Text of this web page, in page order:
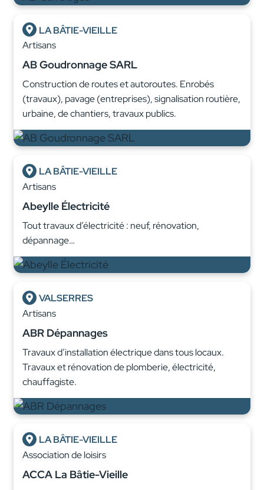
LA BÂTIE-VIEILLE
Artisans
AB Goudronnage SARL
Construction de routes et autoroutes. Enrobés
(travaux), pavage (entreprises), signalisation routière,
urbaine, de chantiers, travaux publics.
LA BÂTIE-VIEILLE
Artisans
Abeylle Électricité
Tout travaux d’électricité : neuf, rénovation,
dépannage…
VALSERRES
Artisans
ABR Dépannages
Travaux d’installation électrique dans tous locaux.
Travaux et rénovation de plomberie, électricité,
chauffagiste.
LA BÂTIE-VIEILLE
Association de loisirs
ACCA La Bâtie-Vieille